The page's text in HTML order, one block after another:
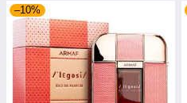
–10%